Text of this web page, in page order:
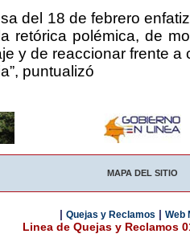
del 18 de febrero
retórica polémica, de
y de reaccionar frente
puntualizó
MAPA DEL SITIO
| Quejas y Reclamos | Web
Linea de Quejas y Reclamos